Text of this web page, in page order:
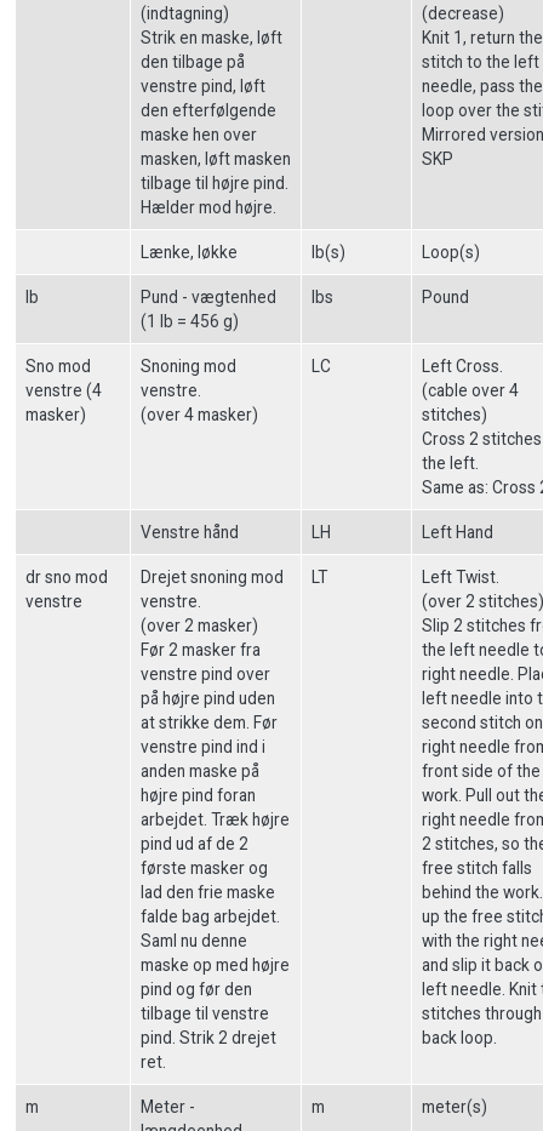
(indtagning)
Strik en maske, løft
den tilbage på
venstre pind, løft
den efterfølgende
maske hen over
masken, løft masken
tilbage til højre pind.
Hælder mod højre.
(decrease)
Knit 1, return the
stitch to the left
needle, pass
loop over the
Mirrored
SKP
Lænke, løkke lb(s) Loop(s)
lb
Pund - vægtenhed
(1 lb = 456 g)
lbs Pound
Sno mod
venstre (4
masker)
Snoning mod
venstre.
(over 4 masker)
LC
Left Cross.
(cable over 4
stitches)
Cross 2
the left.
Same as: Cross
Venstre hånd LH Left Hand
dr sno mod
venstre
Drejet snoning mod
venstre.
(over 2 masker)
Før 2 masker fra
venstre pind over
på højre pind uden
at strikke dem. Før
venstre pind ind i
anden maske på
højre pind foran
arbejdet. Træk højre
pind ud af de 2
første masker og
lad den frie maske
falde bag arbejdet.
Saml nu denne
maske op med højre
pind og før den
tilbage til venstre
pind. Strik 2 drejet
ret.
LT
Left Twist.
(over 2 stitches)
Slip 2 stitches
the left needle
right needle.
left needle into
second stitch
right needle
front side of the
work. Pull out
right needle
2 stitches, so
free stitch falls
behind the
up the free
with the right
and slip it back
left needle. Knit
stitches
back loop.
m
Meter -
m meter(s)